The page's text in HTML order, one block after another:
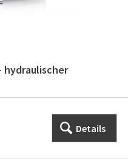
hydraulischer
Details